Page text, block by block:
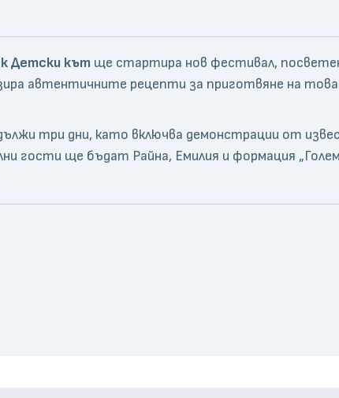
Детски кът ще стартира нов фестивал,
автентичните рецепти за приготвяне на
три дни, като включва демонстрации от
гости ще бъдат Райна, Емилия и формация